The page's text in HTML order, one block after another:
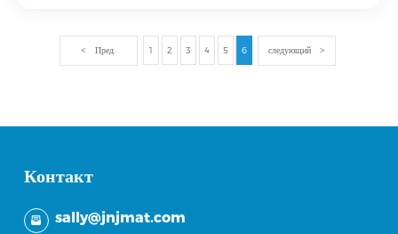
Пред. 1 2 3 4 5 6 следующий
Контакт
sally@jnjmat.com